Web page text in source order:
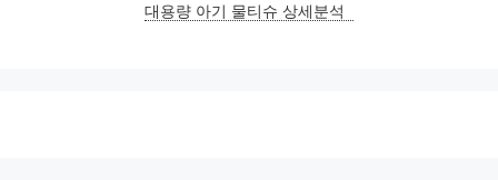
대용량 아기 물티슈 상세분석